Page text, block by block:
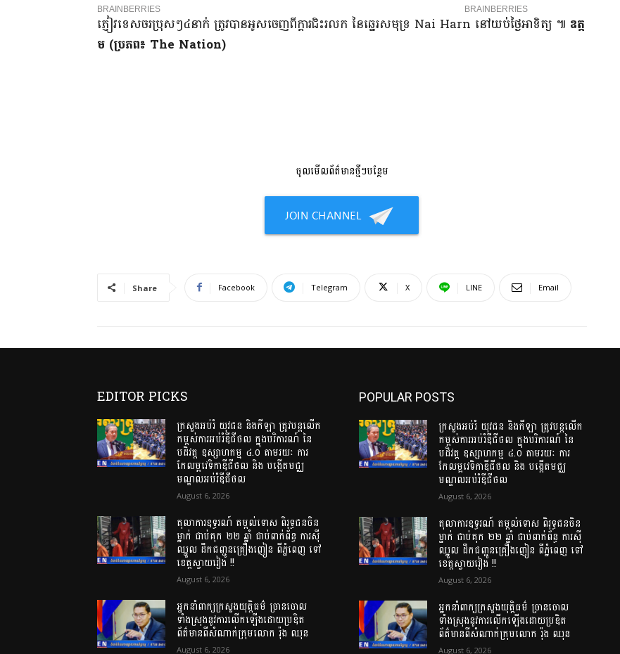
​ភ្ញៀវទេសចរ​ប្រុសៗ​៤​នាក់ ត្រូវបាន​អូស​ចេញពី​ក្តារ​ជិះ​រលក នៃ​ឆ្នេរសមុទ្រ Nai Harn នៅ​យប់​ថ្ងៃអាទិត្យ ៕ ឧ​ត្ត​
ម​ (ប្រភព៖ The Nation)
ចូលមើលព័ត៌មានថ្មីៗបន្ថែម
Share Facebook Telegram X LINE Email
EDITOR PICKS
ក្រសួងអប់រំ យុវជន និងកីឡា ត្រូវបន្តលើក
កម្ពស់ការអប់រំឌីជីថល ក្នុងបរិការណ៍ នៃ
បដិវត្ត ឧស្សាហកម្ម ៤.០ តាមរយៈ ការ
កែលម្អវេទិកាឌីជីថល និង បង្កើតមជ្ឈ
មណ្ឌលអប់រំឌីជីថល
August 6, 2026
តុលាការឧទ្ធរណ៍ តម្កល់ទោស ពិរុទ្ធជនចិន
ម្នាក់ ជាប់គុក ២២ ឆ្នាំ ជាប់ពាក់ព័ន្ធ ការស៊ី
ឈ្នួល ដឹកជញ្ជូនគ្រឿងញៀន ពីភ្នំពេញ ទៅ
ខេត្តស្វាយរៀង !!
August 6, 2026
អ្នកនាំពាក្យក្រសួងយុត្តិធម៌ ច្រានចោល
ទាំងស្រុងនូវការលើកឡើងដោយប្រឌិត
ព័ត៌មានពីសំណាក់ក្រុមលោក រ៉ុង ឈុន
August 6, 2026
POPULAR POSTS
ក្រសួងអប់រំ យុវជន និងកីឡា ត្រូវបន្តលើក
កម្ពស់ការអប់រំឌីជីថល ក្នុងបរិការណ៍ នៃ
បដិវត្ត ឧស្សាហកម្ម ៤.០ តាមរយៈ ការ
កែលម្អវេទិកាឌីជីថល និង បង្កើតមជ្ឈ
មណ្ឌលអប់រំឌីជីថល
August 6, 2026
តុលាការឧទ្ធរណ៍ តម្កល់ទោស ពិរុទ្ធជនចិន
ម្នាក់ ជាប់គុក ២២ ឆ្នាំ ជាប់ពាក់ព័ន្ធ ការស៊ី
ឈ្នួល ដឹកជញ្ជូនគ្រឿងញៀន ពីភ្នំពេញ ទៅ
ខេត្តស្វាយរៀង !!
August 6, 2026
អ្នកនាំពាក្យក្រសួងយុត្តិធម៌ ច្រានចោល
ទាំងស្រុងនូវការលើកឡើងដោយប្រឌិត
ព័ត៌មានពីសំណាក់ក្រុមលោក រ៉ុង ឈុន
August 6, 2026